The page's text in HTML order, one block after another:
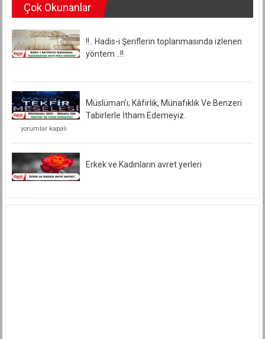
Çok Okunanlar
!!.. Hadis-i Şeriflerin toplanmasında izlenen
yöntem ..!!
Müslüman’ı; Kâfirlik, Münafıklık Ve Benzeri
Tabirlerle İtham Edemeyiz.
Müslüman’ı;
Münafıklık
Ve
Benzeri
Tabirlerle
İtham
yorumlar kapalı
Erkek ve Kadınların avret yerleri